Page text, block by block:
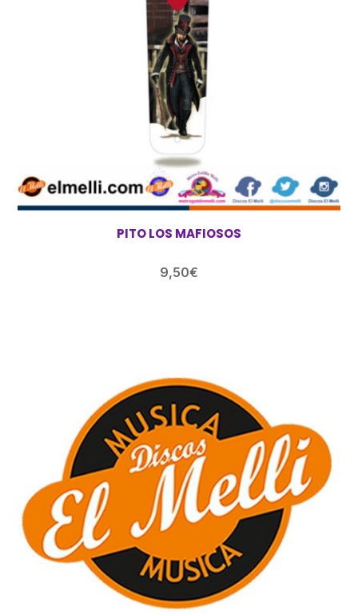
PITO LOS MAFIOSOS
9,50€